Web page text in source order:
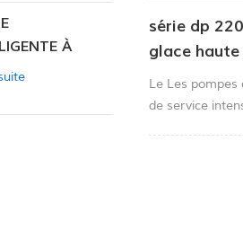
série dp
glace
Le Les pompes
de service
À